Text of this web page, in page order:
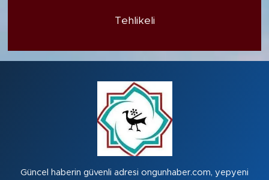
Tehlikeli
Güncel haberin güvenli adresi ongunhaber.com, yepyeni